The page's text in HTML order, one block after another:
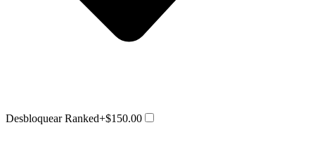
Desbloquear Ranked+$150.00